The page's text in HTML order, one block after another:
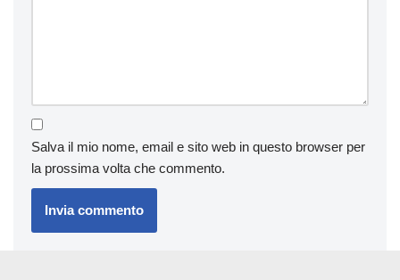
Salva il mio nome, email e sito web in questo browser per
la prossima volta che commento.